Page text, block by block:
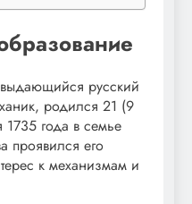
русский
родился 21 (9
1735 года в семье
проявился его
к механизмам и